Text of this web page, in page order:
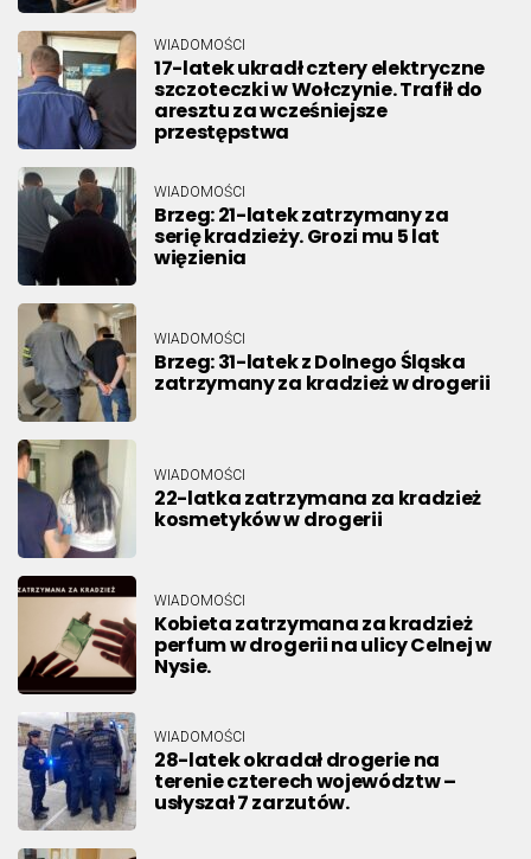
WIADOMOŚCI
17-latek ukradł cztery elektryczne
szczoteczki w Wołczynie. Trafił do
aresztu za wcześniejsze
przestępstwa
WIADOMOŚCI
Brzeg: 21-latek zatrzymany za
serię kradzieży. Grozi mu 5 lat
więzienia
WIADOMOŚCI
Brzeg: 31-latek z Dolnego Śląska
zatrzymany za kradzież w drogerii
WIADOMOŚCI
22-latka zatrzymana za kradzież
kosmetyków w drogerii
WIADOMOŚCI
Kobieta zatrzymana za kradzież
perfum w drogerii na ulicy Celnej w
Nysie.
WIADOMOŚCI
28-latek okradał drogerie na
terenie czterech województw –
usłyszał 7 zarzutów.